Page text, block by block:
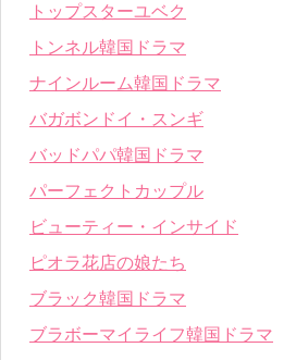
トップスターユベク
トンネル韓国ドラマ
ナインルーム韓国ドラマ
バガボンドイ・スンギ
バッドパパ韓国ドラマ
パーフェクトカップル
ビューティー・インサイド
ピオラ花店の娘たち
ブラック韓国ドラマ
ブラボーマイライフ韓国ドラマ